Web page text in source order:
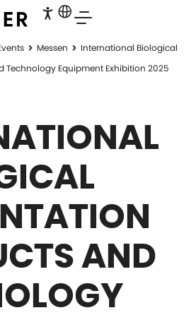
Messen
International Biological
Technology Equipment Exhibition 2025
AND